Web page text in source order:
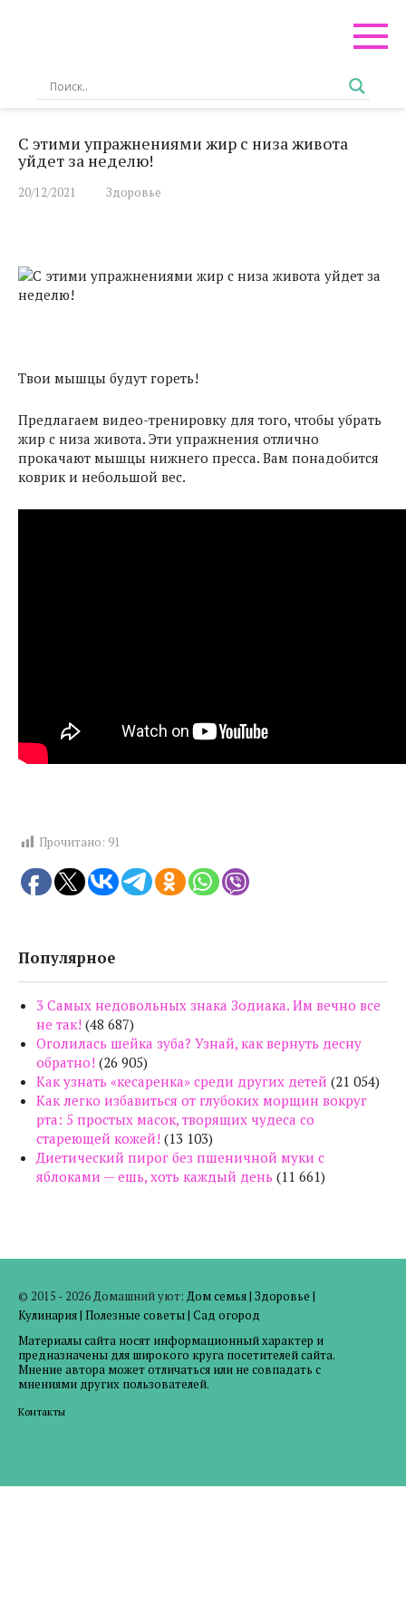
С этими упражнениями жир с низа живота
уйдет за неделю!
20/12/2021 Здоровье
Твои мышцы будут гореть!
Предлагаем видео-тренировку для того, чтобы убрать
жир с низа живота. Эти упражнения отлично
прокачают мышцы нижнего пресса. Вам понадобится
коврик и небольшой вес.
Прочитано: 91
Популярное
3 Самых недовольных знака Зодиака. Им вечно все
не так! (48 687)
Оголилась шейка зуба? Узнай, как вернуть десну
обратно! (26 905)
Как узнать «кесаренка» среди других детей (21 054)
Как легко избавиться от глубоких морщин вокруг
рта: 5 простых масок, творящих чудеса со
стареющей кожей! (13 103)
Диетический пирог без пшеничной муки с
яблоками — ешь, хоть каждый день (11 661)
© 2015 - 2026 Домашний уют: Дом семья| Здоровье |
Кулинария| Полезные советы| Сад огород
Материалы сайта носят информационный характер и
предназначены для широкого круга посетителей сайта.
Мнение автора может отличаться или не совпадать с
мнениями других пользователей.
Контакты